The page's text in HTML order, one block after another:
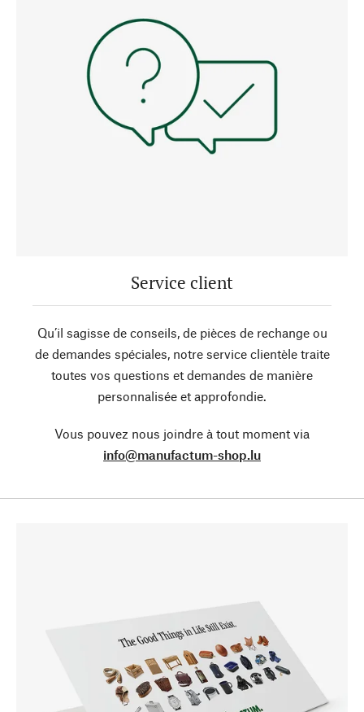
Service client
Qu’il sagisse de conseils, de pièces de rechange ou
de demandes spéciales, notre service clientèle traite
toutes vos questions et demandes de manière
personnalisée et approfondie.
Vous pouvez nous joindre à tout moment via
info@manufactum-shop.lu